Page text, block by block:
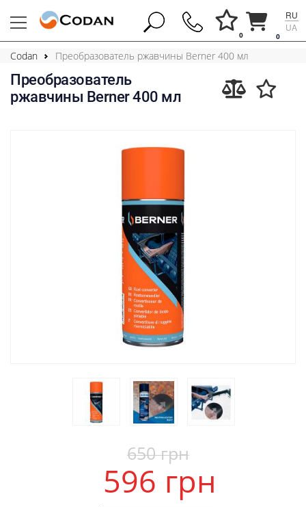
0
0
RU
UA
Codan Преобразователь ржавчины Berner 400 мл
Преобразователь
ржавчины Berner 400 мл
650 грн
596 грн